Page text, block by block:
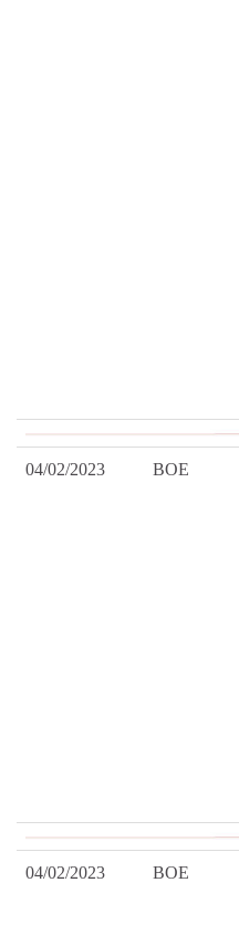
04/02/2023 BOE
04/02/2023 BOE